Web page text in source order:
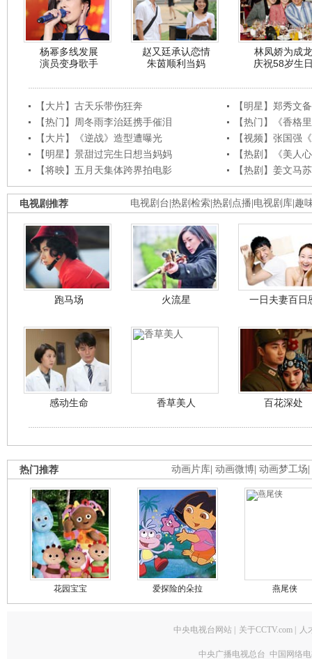
杨幂多线发展
演员变身歌手
赵又廷承认恋情
朱茵顺利当妈
林凤娇为成龙
庆祝58岁生
【大片】古天乐带伤狂奔
【明星】郑秀文
【热门】周冬雨李治廷携手催泪
【热门】《香格
【大片】《逆战》造型遭曝光
【视频】张国强
【明星】景甜过完生日想当妈妈
【热剧】《美人
【将映】五月天集体跨界拍电影
【热剧】姜文马
电视剧台 热剧检索 热剧点播 电视剧库 趣
电视剧推荐
跑马场 火流星 一日夫妻百日
感动生命 香草美人 百花深处
动画片库 动画微博 动画梦工场
热门推荐
花园宝宝 爱探险的朵拉 燕尾侠
中央电视台网站 关于CCTV.com 人
中央广播电视总台 中国网络